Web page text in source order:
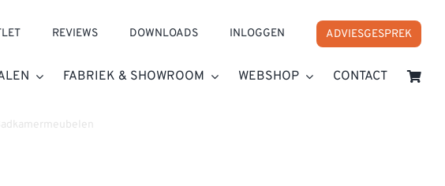
REVIEWS DOWNLOADS INLOGGEN ADVIESGESPREK
FABRIEK & SHOWROOM WEBSHOP CONTACT